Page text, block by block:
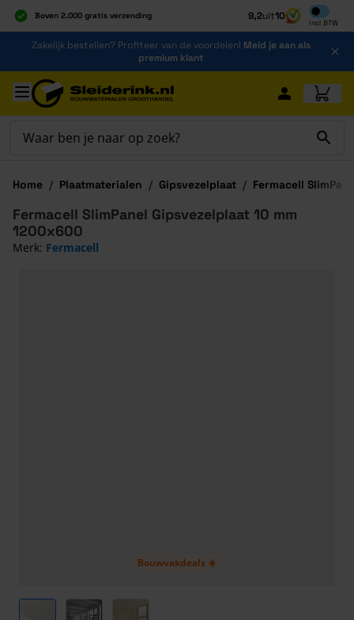
Boven 2.000 gratis verzending
Al 40 jaar dé specialist
Alles onder één dak
9,2uit10
Incl BTW
Inclusief
Ga naar de inhoud
Zakelijk bestellen? Profiteer van de voordelen! Meld je aan als
premium klant
Ga naar hoofdinhoud
Home / Plaatmaterialen / Gipsvezelplaat / Fermacell
Bouwvakdeals ☀️
View larger imageView larger imageView larger image
Fermacell SlimPanel Gipsvezelplaat 10 mm
1200x600
Merk: Fermacell